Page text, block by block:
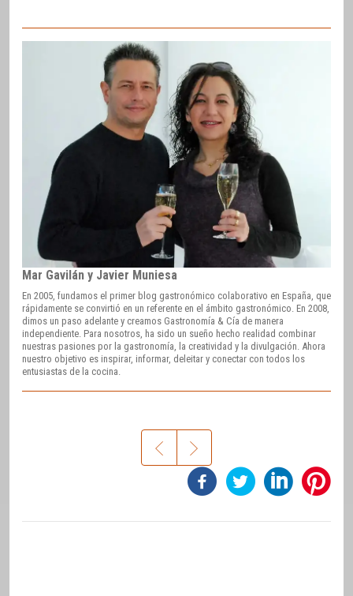
Mar Gavilán y Javier Muniesa
En 2005, fundamos el primer blog gastronómico colaborativo en España, que
rápidamente se convirtió en un referente en el ámbito gastronómico. En 2008,
dimos un paso adelante y creamos Gastronomía & Cía de manera
independiente. Para nosotros, ha sido un sueño hecho realidad combinar
nuestras pasiones por la gastronomía, la creatividad y la divulgación. Ahora
nuestro objetivo es inspirar, informar, deleitar y conectar con todos los
entusiastas de la cocina.